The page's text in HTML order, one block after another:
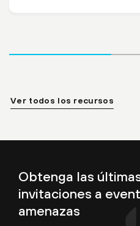
Ver todos los recursos
Obtenga las
invitaciones a
amenazas